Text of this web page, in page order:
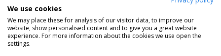
A különböző nyomtatók összehasonlításánál
találkozhatunk a felbontás fogalmával. Leginkább
tehát a nyomtatott pontok sűrűségét szokták alapul
venni és így láthatjuk a különböző DPI (dots per inch)
We use cookies
We may place these for analysis of our visitor data, to improve our
website, show personalised content and to give you a great website
experience. For more information about the cookies we use open the
settings.